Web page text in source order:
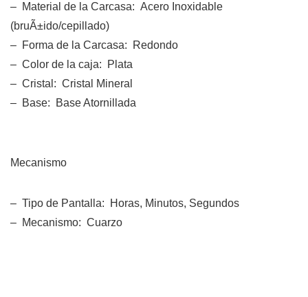
– Material de la Carcasa: Acero Inoxidable
(bruÃ±ido/cepillado)
– Forma de la Carcasa: Redondo
– Color de la caja: Plata
– Cristal: Cristal Mineral
– Base: Base Atornillada
Mecanismo
– Tipo de Pantalla: Horas, Minutos, Segundos
– Mecanismo: Cuarzo